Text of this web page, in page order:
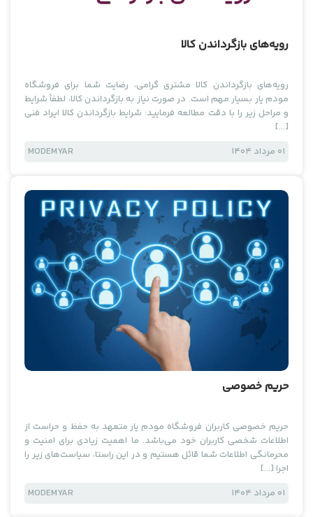
رویه‌های بازگرداندن کالا
رویه‌های بازگرداندن کالا مشتری گرامی، رضایت شما برای فروشگاه
مودم یار بسیار مهم است. در صورت نیاز به بازگرداندن کالا، لطفاً شرایط
و مراحل زیر را با دقت مطالعه فرمایید: شرایط بازگرداندن کالا ایراد فنی
[…]
01 مرداد 1404
MODEMYAR
دسته‌بندی نشده
حریم خصوصی
حریم خصوصی کاربران فروشگاه مودم یار متعهد به حفظ و حراست از
اطلاعات شخصی کاربران خود می‌باشد. ما اهمیت زیادی برای امنیت و
محرمانگی اطلاعات شما قائل هستیم و در این راستا، سیاست‌های زیر را
اجرا […]
01 مرداد 1404
MODEMYAR